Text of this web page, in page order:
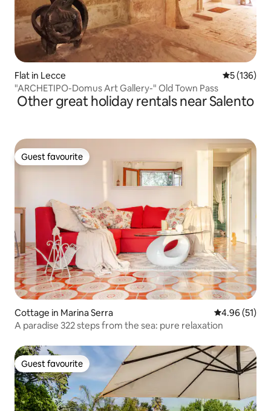
Flat in Lecce 5 out of 5
5 (136)
"ARCHETIPO-Domus Art Gallery-" Old Town Pass
Other great holiday rentals near Salento
Guest favourite
Guest favourite
Cottage in Marina Serra 4.96 out of 5
4.96 (51)
A paradise 322 steps from the sea: pure relaxation
Guest favourite
Guest favourite